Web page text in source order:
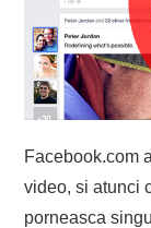
EVENIMENTE
TECH
BICICLETE
Facebook.com
video, si atunci
porneasca